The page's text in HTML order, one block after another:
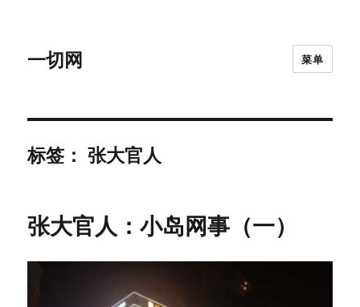
一切网 菜单
标签：张大官人
张大官人：小岛网事（一）